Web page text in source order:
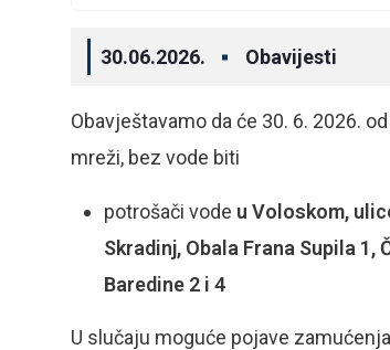
30.06.2026. Obavijesti
Obavještavamo da će 30. 6. 2026.
mreži, bez vode biti
potrošači vode u Voloskom,
Skradinj, Obala Frana Supila
Baredine 2 i 4
U slučaju moguće pojave